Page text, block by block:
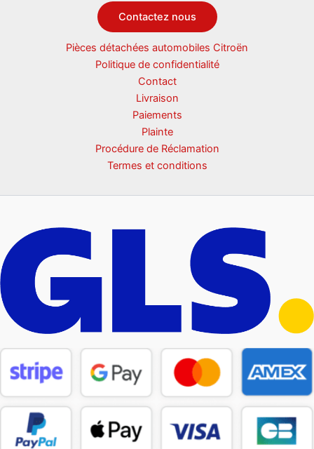
Contactez nous
Pièces détachées automobiles Citroën
Politique de confidentialité
Contact
Livraison
Paiements
Plainte
Procédure de Réclamation
Termes et conditions